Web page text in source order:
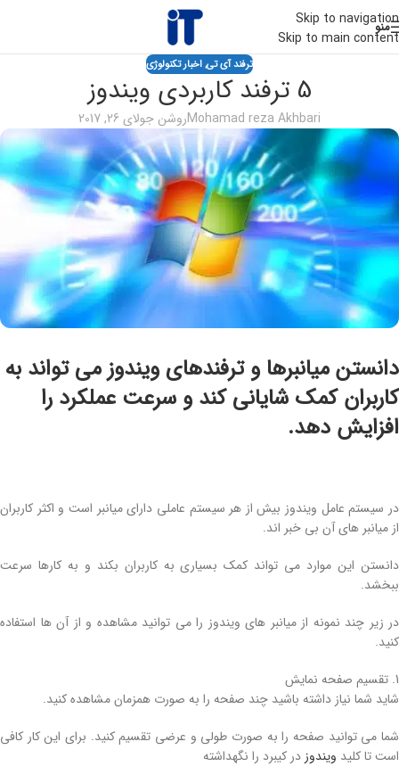
Skip to navigation
Skip to main content
منو
ترفند آی تی,اخبار تکنولوژی
5 ترفند کاربردی ویندوز
Mohamad reza Akhbariروشن جولای 26, 2017
دانستن میانبرها و ترفندهای ویندوز می تواند به
کاربران کمک شایانی کند و سرعت عملکرد را
افزایش دهد.
در سیستم عامل ویندوز بیش از هر سیستم عاملی دارای میانبر است و اکثر کاربران
از میانبر های آن بی خبر اند.
دانستن این موارد می تواند کمک بسیاری به کاربران بکند و به کارها سرعت
ببخشد.
در زیر چند نمونه از میانبر های ویندوز را می توانید مشاهده و از آن ها استفاده
کنید.
1. تقسیم صفحه نمایش
شاید شما نیاز داشته باشید چند صفحه را به صورت همزمان مشاهده کنید.
شما می توانید صفحه را به صورت طولی و عرضی تقسیم کنید. برای این کار کافی
است تا کلید ویندوز در کیبرد را نگهداشته